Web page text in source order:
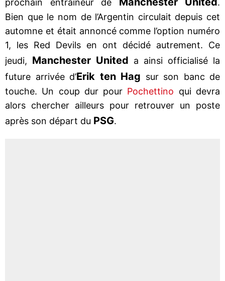
prochain entraîneur de
.
Bien que le nom de l’Argentin circulait depuis cet
automne et était annoncé comme l’option numéro
1, les Red Devils en ont décidé autrement. Ce
jeudi, Manchester United a ainsi officialisé la
future arrivée d’Erik ten Hag sur son banc de
touche. Un coup dur pour Pochettino qui devra
alors chercher ailleurs pour retrouver un poste
après son départ du PSG.